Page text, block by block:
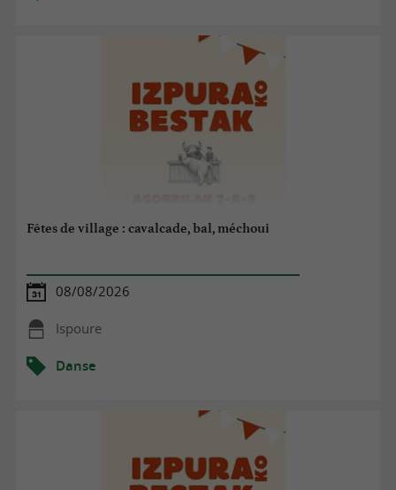
Fêtes de village : cavalcade, bal, méchoui
08/08/2026
Ispoure
Danse